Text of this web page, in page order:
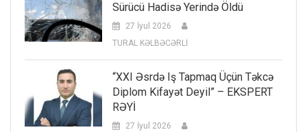
Sürücü Hadisə Yerində Öldü
27 İyul 2026
TURAL KƏLBƏCƏRLİ
“XXI Əsrdə Iş Tapmaq Üçün Təkcə
Diplom Kifayət Deyil” – EKSPERT
RƏYİ
27 İyul 2026